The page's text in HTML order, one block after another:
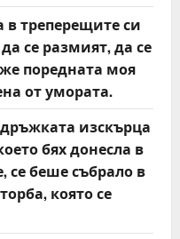
в треперещите си
се размият, да се
поредната моя
от умората.
изскърца
бях донесла в
се беше събрало в
която се